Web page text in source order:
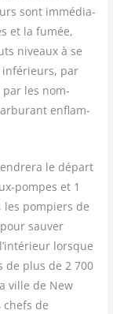
sont immé­dia­
et la fumée,
niveaux à se
infé­rieurs, par
par les nom­
enflam­
le départ
pompes et 1
les pom­piers de
sau­ver
lorsque
de plus de 2 700
ville de New
chefs de